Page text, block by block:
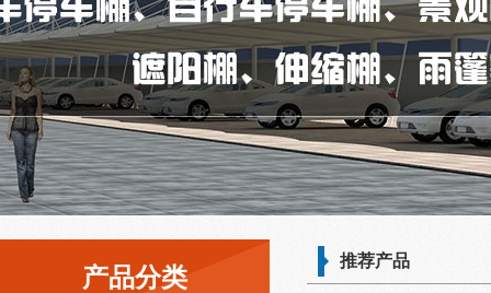
产品分类
推荐产品